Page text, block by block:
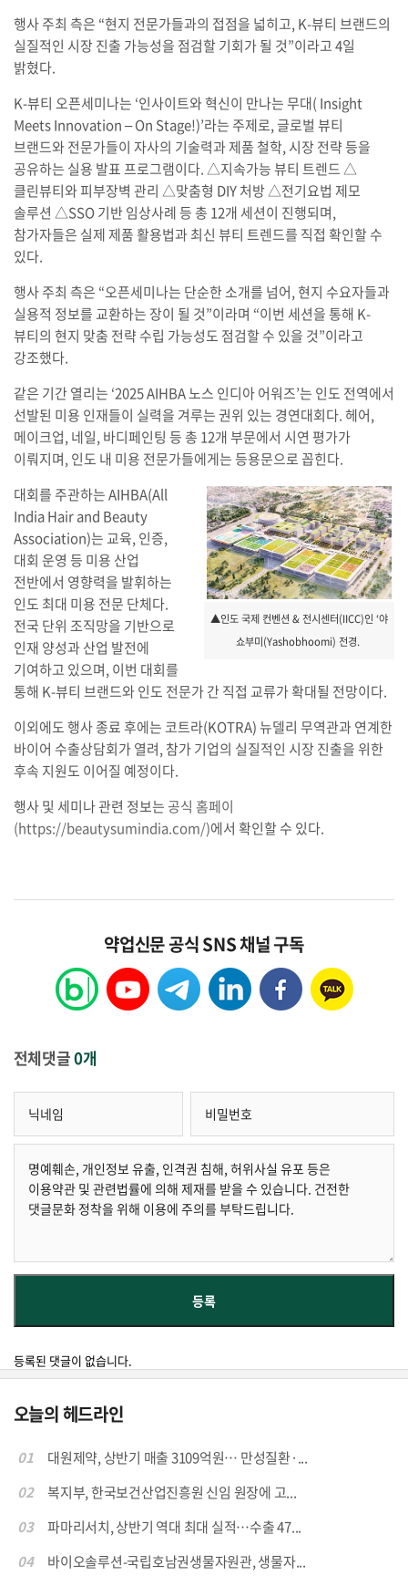
행사 주최 측은 “현지 전문가들과의 접점을 넓히고, K-뷰티 브랜드의
실질적인 시장 진출 가능성을 점검할 기회가 될 것”이라고 4일
밝혔다.
K-뷰티 오픈세미나는 ‘인사이트와 혁신이 만나는 무대( Insight
Meets Innovation – On Stage!)’라는 주제로, 글로벌 뷰티
브랜드와 전문가들이 자사의 기술력과 제품 철학, 시장 전략 등을
공유하는 실용 발표 프로그램이다. △지속가능 뷰티 트렌드 △
클린뷰티와 피부장벽 관리 △맞춤형 DIY 처방 △전기요법 제모
솔루션 △SSO 기반 임상사례 등 총 12개 세션이 진행되며,
참가자들은 실제 제품 활용법과 최신 뷰티 트렌드를 직접 확인할 수
있다.
행사 주최 측은 “오픈세미나는 단순한 소개를 넘어, 현지 수요자들과
실용적 정보를 교환하는 장이 될 것”이라며 “이번 세션을 통해 K-
뷰티의 현지 맞춤 전략 수립 가능성도 점검할 수 있을 것”이라고
강조했다.
같은 기간 열리는 ‘2025 AIHBA 노스 인디아 어워즈’는 인도 전역에서
선발된 미용 인재들이 실력을 겨루는 권위 있는 경연대회다. 헤어,
메이크업, 네일, 바디페인팅 등 총 12개 부문에서 시연 평가가
이뤄지며, 인도 내 미용 전문가들에게는 등용문으로 꼽힌다.
▲인도 국제 컨벤션 & 전시센터(IICC)인 ‘야
쇼부미(Yashobhoomi) 전경.
대회를 주관하는 AIHBA(All
India Hair and Beauty
Association)는 교육, 인증,
대회 운영 등 미용 산업
전반에서 영향력을 발휘하는
인도 최대 미용 전문 단체다.
전국 단위 조직망을 기반으로
인재 양성과 산업 발전에
기여하고 있으며, 이번 대회를
통해 K-뷰티 브랜드와 인도 전문가 간 직접 교류가 확대될 전망이다.
이외에도 행사 종료 후에는 코트라(KOTRA) 뉴델리 무역관과 연계한
바이어 수출상담회가 열려, 참가 기업의 실질적인 시장 진출을 위한
후속 지원도 이어질 예정이다.
행사 및 세미나 관련 정보는공식 홈페이
(https://beautysumindia.com/)에서 확인할 수 있다.
약업신문 공식 SNS 채널 구독
전체댓글0개
등록된 댓글이 없습니다.
오늘의 헤드라인
01
대원제약, 상반기 매출 3109억원… 만성질환·...
02
복지부, 한국보건산업진흥원 신임 원장에 고...
03
파마리서치, 상반기 역대 최대 실적…수출 47...
04
바이오솔루션-국립호남권생물자원관, 생물자...